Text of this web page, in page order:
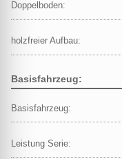
Doppelboden:
holzfreier Aufbau:
Basisfahrzeug:
Basisfahrzeug:
Leistung Serie: